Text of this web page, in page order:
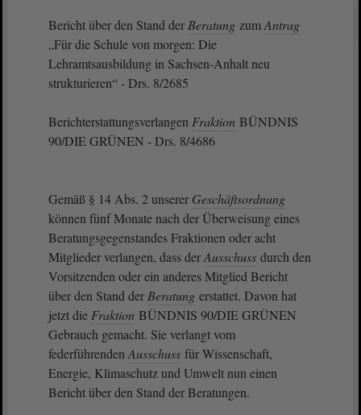
Bericht über den Stand der Beratung zumAntrag
„Für die Schule von morgen: Die
Lehramtsausbildung in Sachsen-Anhalt neu
strukturieren“ - Drs. 8/2685
Berichterstattungsverlangen Fraktion BÜNDNIS
90/DIE GRÜNEN - Drs. 8/4686
Gemäß § 14 Abs. 2 unserer Geschäftsordnung
können fünf Monate nach der Überweisung eines
Beratungsgegenstandes Fraktionen oder acht
Mitglieder verlangen, dass derAusschuss durch den
Vorsitzenden oder ein anderes Mitglied Bericht
über den Stand der Beratung erstattet. Davon hat
jetzt die Fraktion BÜNDNIS 90/DIE GRÜNEN
Gebrauch gemacht. Sie verlangt vom
federführenden Ausschuss für Wissenschaft,
Energie, Klimaschutz und Umwelt nun einen
Bericht über den Stand der Beratungen.